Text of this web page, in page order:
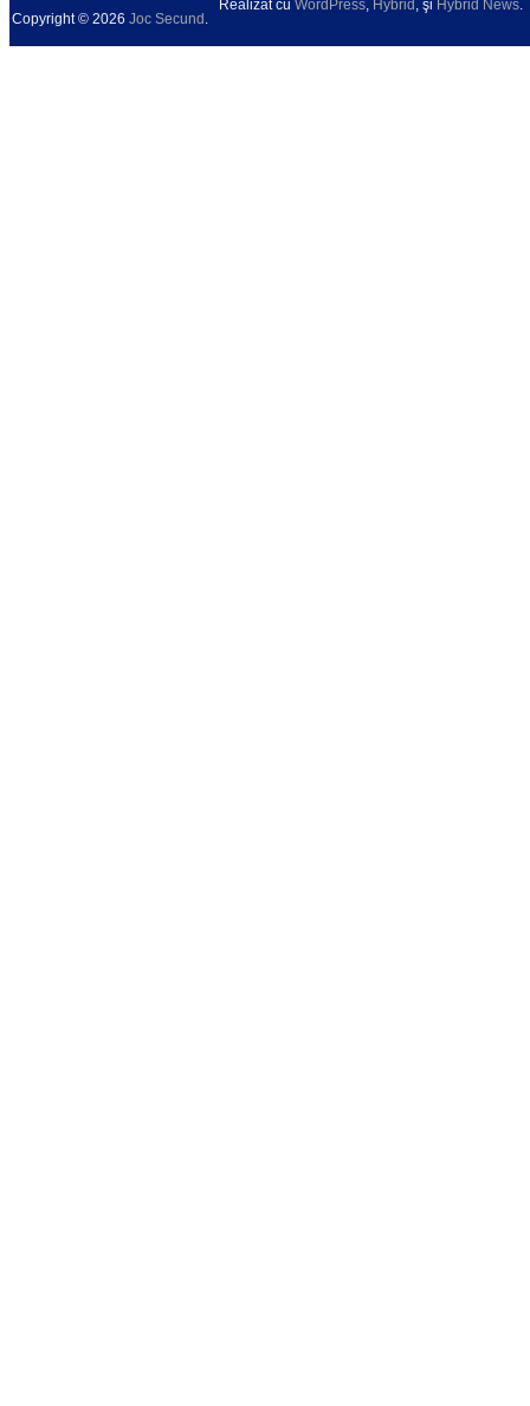
Copyright © 2026 Joc Secund .
Realizat cu WordPress, Hybrid , şi Hybrid News.